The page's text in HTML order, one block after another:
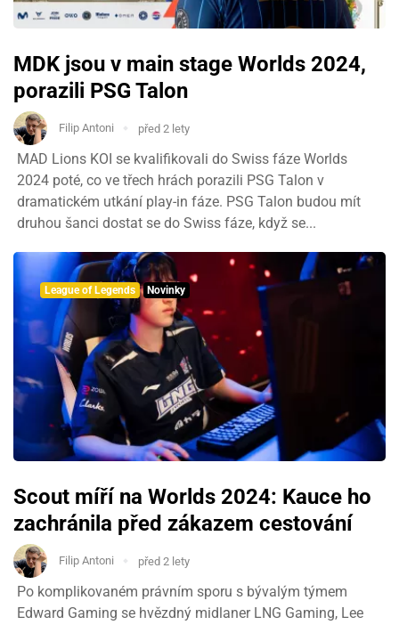
MDK jsou v main stage Worlds 2024,
porazili PSG Talon
Filip Antoni před 2 lety
MAD Lions KOI se kvalifikovali do Swiss fáze Worlds
2024 poté, co ve třech hrách porazili PSG Talon v
dramatickém utkání play-in fáze. PSG Talon budou mít
druhou šanci dostat se do Swiss fáze, když se...
League of Legends Novinky
Scout míří na Worlds 2024: Kauce ho
zachránila před zákazem cestování
Filip Antoni před 2 lety
Po komplikovaném právním sporu s bývalým týmem
Edward Gaming se hvězdný midlaner LNG Gaming, Lee